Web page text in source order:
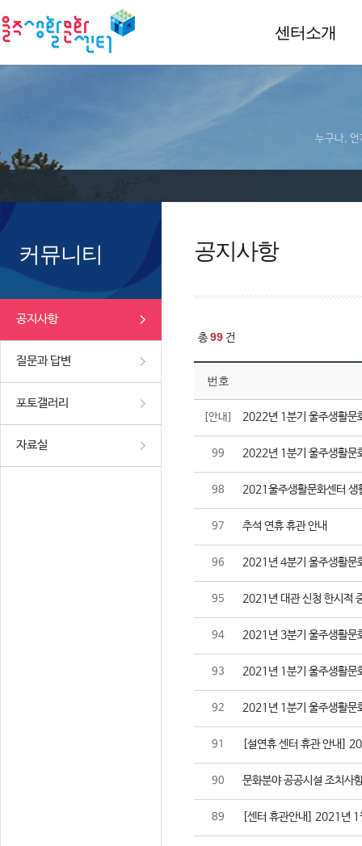
센터소개
누구나, 언
커뮤니티
공지사항
질문과 답변
포토갤러리
자료실
공지사항
총99 건
번호
[안내] 2022년 1분기 울주생활문
99 2022년 1분기 울주생활문
98 2021울주생활문화센터 생
97 추석 연휴 휴관 안내
96 2021년 4분기 울주생활문
95 2021년 대관 신청 한시적
94 2021년 3분기 울주생활문
93 2021년 1분기 울주생활문
92 2021년 1분기 울주생활문
91 [설연휴 센터 휴관 안내
90 문화분야 공공시설 조치사
89 [센터 휴관안내] 2021년 1